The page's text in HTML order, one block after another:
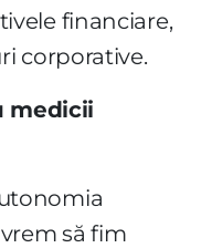
financiare,
corporative.
medicii
să fim